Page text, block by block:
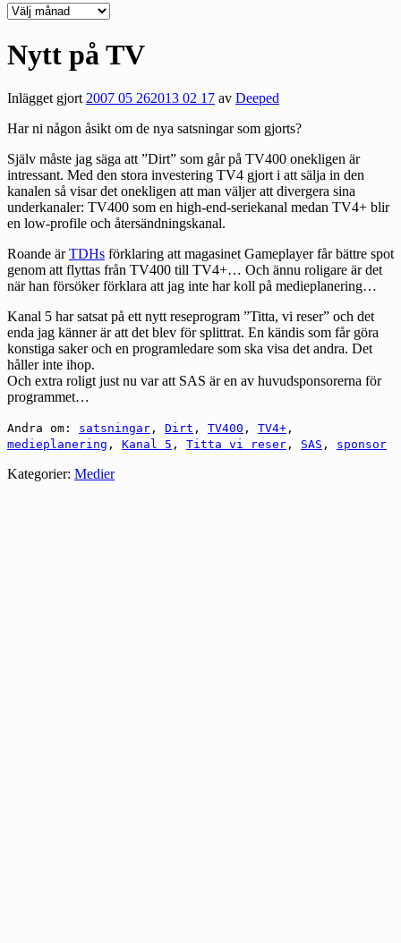
Deepedition
Nytt på TV
Inlägget gjort2007 05 262013 02 17 av Deeped
Har ni någon åsikt om de nya satsningar som gjorts?
Själv måste jag säga att ”Dirt” som går på TV400 onekligen är
intressant. Med den stora investering TV4 gjort i att sälja in den
kanalen så visar det onekligen att man väljer att divergera sina
underkanaler: TV400 som en high-end-seriekanal medan TV4+ blir
en low-profile och återsändningskanal.
Roande ärTDHs förklaring att magasinet Gameplayer får bättre spot
genom att flyttas från TV400 till TV4+… Och ännu roligare är det
när han försöker förklara att jag inte har koll på medieplanering…
Kanal 5 har satsat på ett nytt reseprogram ”Titta, vi reser” och det
enda jag känner är att det blev för splittrat. En kändis som får göra
konstiga saker och en programledare som ska visa det andra. Det
håller inte ihop.
Och extra roligt just nu var att SAS är en av huvudsponsorerna för
programmet…
Andra om: satsningar , Dirt , TV400 , TV4+ ,
medieplanering , Kanal 5 , Titta vi reser , SAS , sponsor
Kategorier: Medier